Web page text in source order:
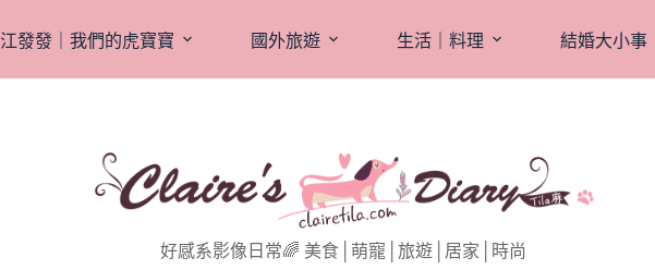
江發發｜我們的虎寶寶 國外旅遊 生活｜料理 結婚大小事
好感系影像日常🌈 美食│萌寵│旅遊│居家│時尚